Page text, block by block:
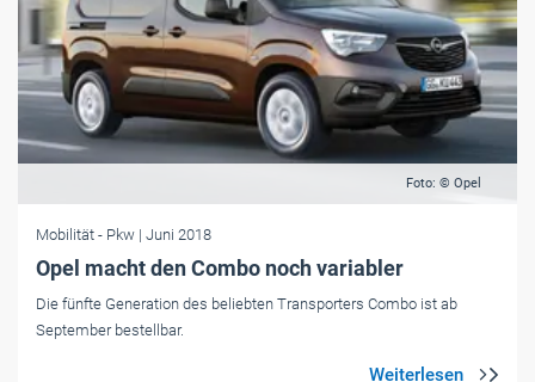
Foto: © Opel
Mobilität - Pkw | Juni 2018
Opel macht den Combo noch variabler
Die fünfte Generation des beliebten Transporters Combo ist ab
September bestellbar.